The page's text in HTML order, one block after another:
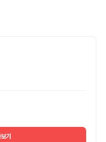
기